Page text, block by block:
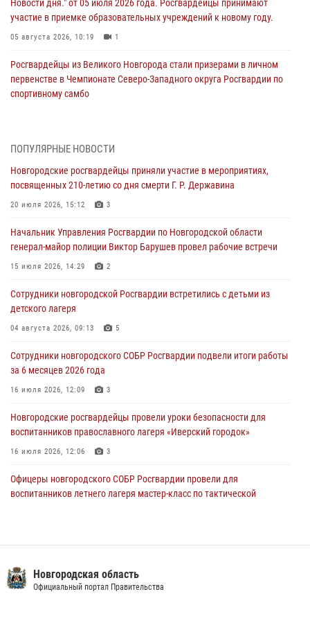
Новости дня." от 05 июля 2026 года. Росгвардейцы принимают
участие в приемке образовательных учреждений к новому году.
05 августа 2026, 10:19 1
Росгвардейцы из Великого Новгорода стали призерами в личном
первенстве в Чемпионате Северо-Западного округа Росгвардии по
спортивному самбо
детского лагеря
04 августа 2026, 09:13 5
Новгородские росгвардейцы за неделю осуществили 203 выезда на
04 августа 2026, 09:12 1
Радиоэфир программы "Новости дня" на радио "Радио53" от 30
центре подготовки личного состава Росгвардии.
30 июля 2026, 16:00
разрешительной работы Росгвардии провели телефонную «горячую
линию»
30 июля 2026, 14:36 1
Новгородские росгвардейцы рассказали о службе детям из летнего
лагеря «Волынь»
30 июля 2026, 08:40 5
ПОПУЛЯРНЫЕ НОВОСТИ
Новгородские росгвардейцы приняли участие в мероприятиях,
посвященных 210-летию со дня смерти Г. Р. Державина
20 июля 2026, 15:12 3
Начальник Управления Росгвардии по Новгородской области
генерал-майор полиции Виктор Барушев провел рабочие встречи
15 июля 2026, 14:29 2
Сотрудники новгородской Росгвардии встретились с детьми из
детского лагеря
04 августа 2026, 09:13 5
Сотрудники новгородского СОБР Росгвардии подвели итоги работы
за 6 месяцев 2026 года
16 июля 2026, 12:09 3
Новгородские росгвардейцы провели уроки безопасности для
воспитанников православного лагеря «Иверский городок»
16 июля 2026, 12:06 3
Офицеры новгородского СОБР Росгвардии провели для
воспитанников летнего лагеря мастер-класс по тактической
подвел итоги служебной деятельности сотрудников
вневедомственной охраны за первое полугодие 2026 года
Новгородская область
Официальный портал Правительства